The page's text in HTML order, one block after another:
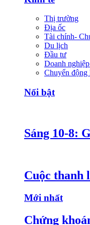
Thị trường
Địa ốc
Tài chính-
Du lịch
Đầu tư
Doanh
Chuyển
Nổi bật
Sáng 10-8:
Cuộc thanh
Mới nhất
Chứng